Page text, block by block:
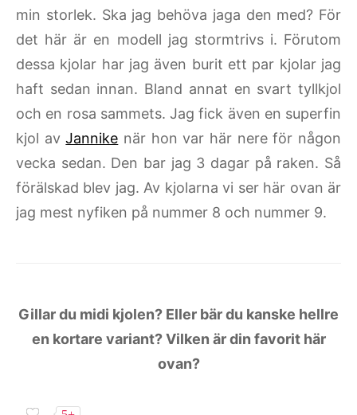
min storlek. Ska jag behöva jaga den med? För
det här är en modell jag stormtrivs i. Förutom
dessa kjolar har jag även burit ett par kjolar jag
haft sedan innan. Bland annat en svart tyllkjol
och en rosa sammets. Jag fick även en superfin
kjol avJannike när hon var här nere för någon
vecka sedan. Den bar jag 3 dagar på raken. Så
förälskad blev jag. Av kjolarna vi ser här ovan är
jag mest nyfiken på nummer 8 och nummer 9.
Gillar du midi kjolen? Eller bär du kanske hellre
en kortare variant? Vilken är din favorit här
ovan?